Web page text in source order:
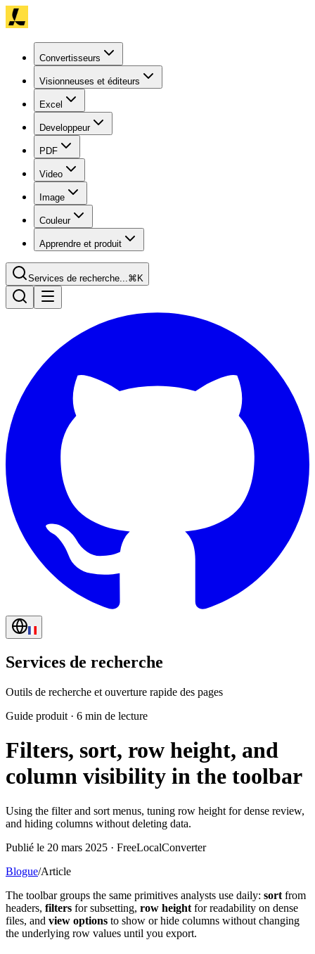
Convertisseurs
Visionneuses et éditeurs
Excel
Developpeur
PDF
Video
Image
Couleur
Apprendre et produit
Services de recherche...⌘K
Services de recherche
Outils de recherche et ouverture rapide des pages
Guide produit · 6 min de lecture
Filters, sort, row height, and
column visibility in the toolbar
Using the filter and sort menus, tuning row height for dense review,
and hiding columns without deleting data.
Publié le 20 mars 2025 · FreeLocalConverter
Blogue/Article
The toolbar groups the same primitives analysts use daily: sort from
headers, filters for subsetting, row height for readability on dense
files, and view options to show or hide columns without changing
the underlying row values until you export.